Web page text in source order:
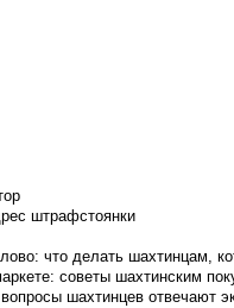
штрафстоянки
что делать шахтинцам,
советы шахтинским
шахтинцев отвечают